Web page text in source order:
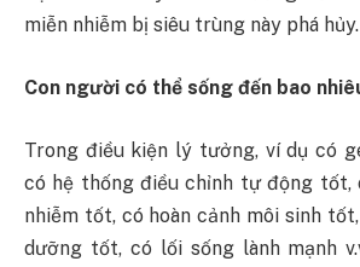
miễn nhiễm bị siêu trùng này phá hủy.
Con người có thể sống đến bao
Trong điều kiện lý tưởng, ví dụ có
có hệ thống điều chỉnh tự động tốt,
nhiễm tốt, có hoàn cảnh môi sinh
dưỡng tốt, có lối sống lành mạnh